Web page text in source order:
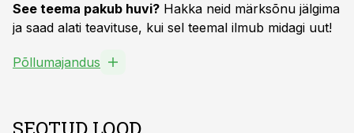
See teema pakub huvi? Hakka neid märksõnu jälgima
ja saad alati teavituse, kui sel teemal ilmub midagi uut!
Põllumajandus